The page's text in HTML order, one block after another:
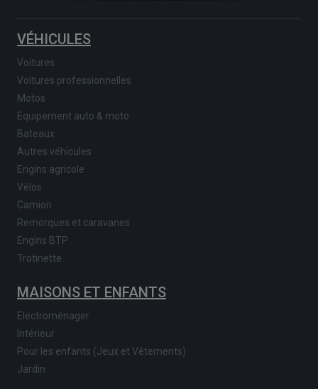
VÉHICULES
Voitures
Voitures professionnelles
Motos
Equipement auto & moto
Bateaux
Autres véhicules
Engins agricole
Vélos
Camion
Remorques et caravanes
Engins BTP
Trotinette
MAISONS ET ENFANTS
Electroménager
Intérieur
Pour les enfants (Jeux et Vêtements)
Jardin